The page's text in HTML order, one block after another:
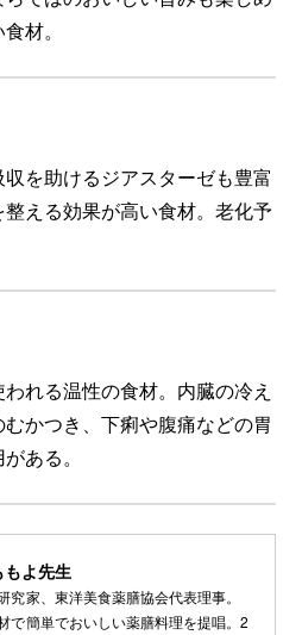
材。
を助けるジアスターゼも豊富
える効果が高い食材。老化予
れる温性の食材。内臓の冷え
かつき、下痢や腹痛などの胃
ある。
よ先生
究家、東洋美食薬膳協会代表理事。
で簡単でおいしい薬膳料理を提唱。2